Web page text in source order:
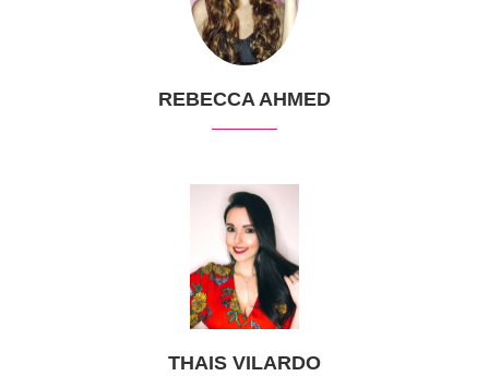
REBECCA AHMED
THAIS VILARDO